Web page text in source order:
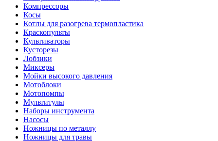
Компрессоры
Косы
Котлы для разогрева термопластика
Краскопульты
Культиваторы
Кусторезы
Лобзики
Миксеры
Мойки высокого давления
Мотоблоки
Мотопомпы
Мультитулы
Наборы инструмента
Насосы
Ножницы по металлу
Ножницы для травы